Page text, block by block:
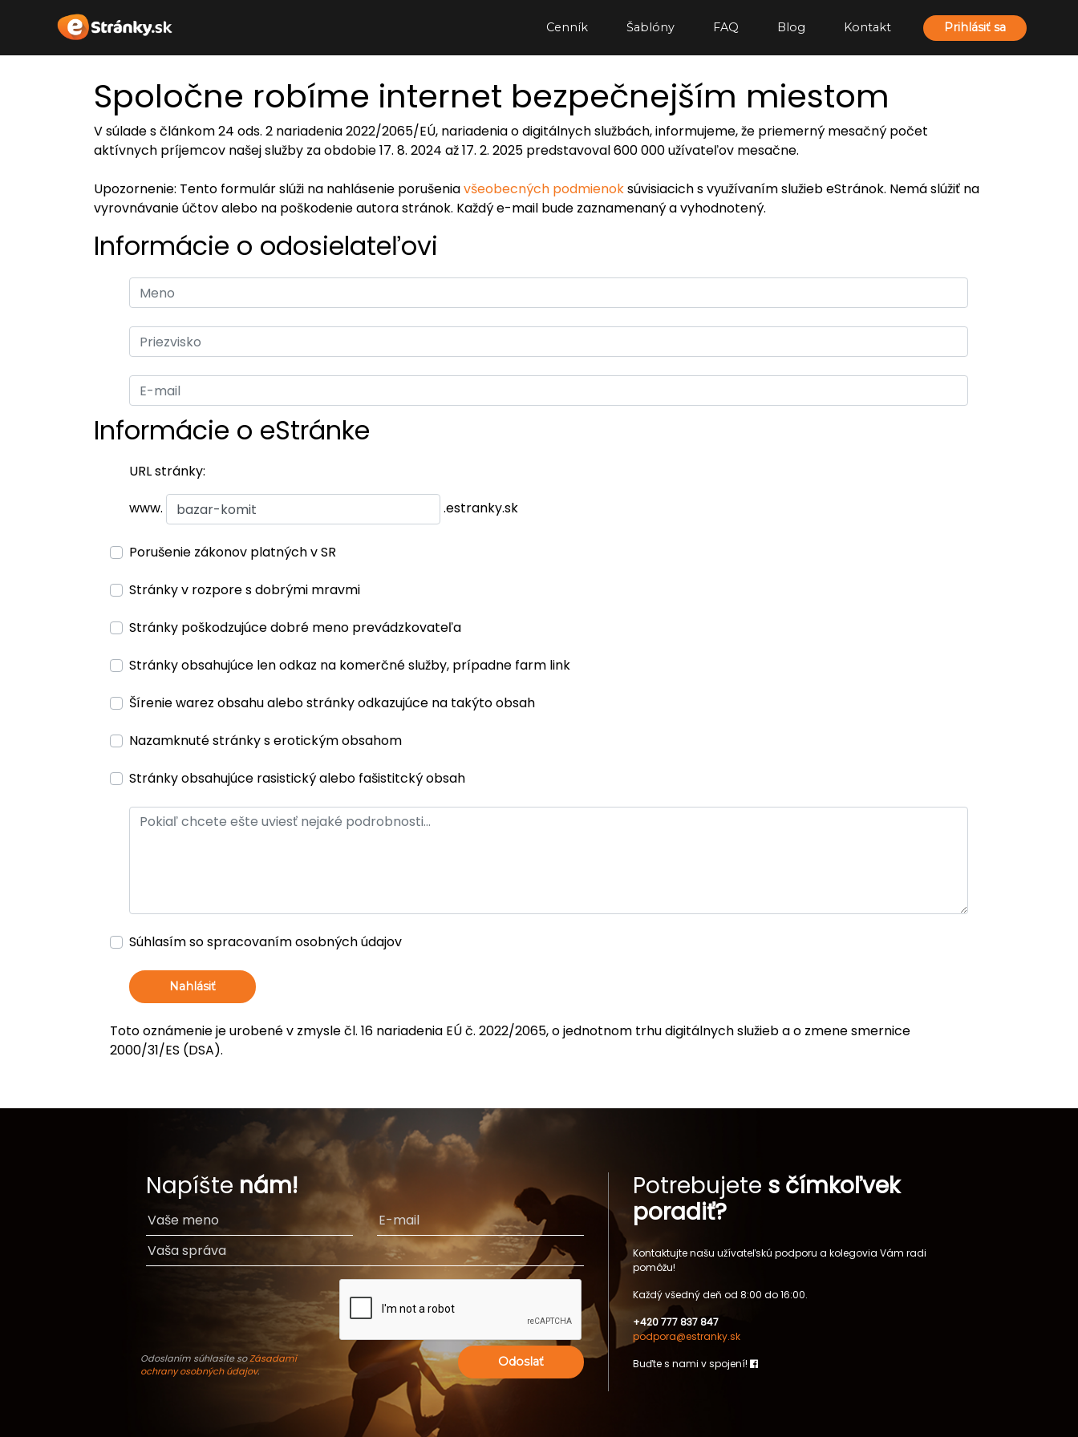
Cenník Šablóny FAQ Blog Kontakt Prihlásiť sa
Spoločne robíme internet bezpečnejším miestom
V súlade s článkom 24 ods. 2 nariadenia 2022/2065/EÚ, nariadenia o digitálnych službách, informujeme, že priemerný mesačný počet
aktívnych príjemcov našej služby za obdobie 17. 8. 2024 až 17. 2. 2025 predstavoval 600 000 užívateľov mesačne.
Upozornenie: Tento formulár slúži na nahlásenie porušeniavšeobecných podmienoksúvisiacich s využívaním služieb eStránok. Nemá slúžiť na
vyrovnávanie účtov alebo na poškodenie autora stránok. Každý e-mail bude zaznamenaný a vyhodnotený.
Informácie o odosielateľovi
Informácie o eStránke
URL stránky:
www. .estranky.sk
Porušenie zákonov platných v SR
Stránky v rozpore s dobrými mravmi
Stránky poškodzujúce dobré meno prevádzkovateľa
Stránky obsahujúce len odkaz na komerčné služby, prípadne farm link
Šírenie warez obsahu alebo stránky odkazujúce na takýto obsah
Nazamknuté stránky s erotickým obsahom
Stránky obsahujúce rasistický alebo fašistitcký obsah
Súhlasím so spracovaním osobných údajov
Nahlásiť
Toto oznámenie je urobené v zmysle čl. 16 nariadenia EÚ č. 2022/2065, o jednotnom trhu digitálnych služieb a o zmene smernice
2000/31/ES (DSA).
Napíšte nám!
Odoslaním súhlasíte soZásadami
ochrany osobných údajov.
Odoslať
Potrebujete s čímkoľvek
poradiť?
Kontaktujte našu užívateľskú podporu a kolegovia Vám radi
pomôžu!
Každý všedný deň od 8:00 do 16:00.
+420 777 837 847
podpora@estranky.sk
Buďte s nami v spojení!